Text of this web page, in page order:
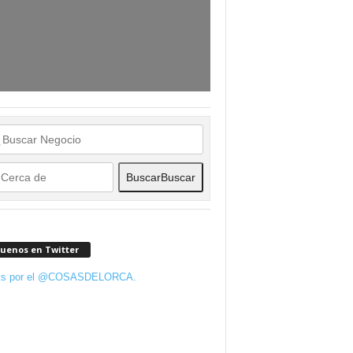
BuscarBuscar
en Twitter
por el @COSASDELORCA.